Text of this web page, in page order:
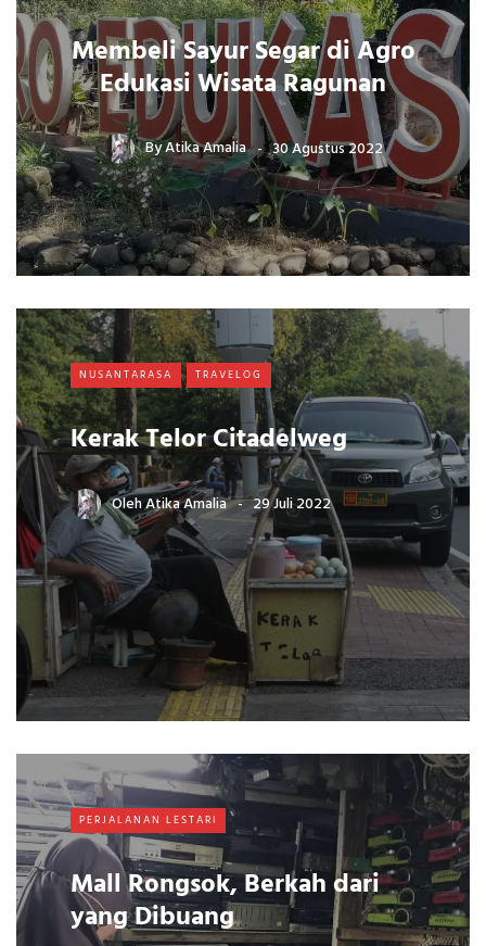
Membeli Sayur Segar di Agro
Edukasi Wisata Ragunan
ByAtika Amalia 30 Agustus 2022
NUSANTARASA TRAVELOG
Kerak Telor Citadelweg
OlehAtika Amalia 29 Juli 2022
PERJALANAN LESTARI
Mall Rongsok, Berkah dari
yang Dibuang